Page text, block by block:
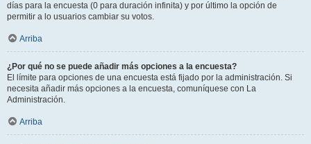
días para la encuesta (0 para duración infinita) y por último la opción de
permitir a lo usuarios cambiar su votos.
Arriba
¿Por qué no se puede añadir más opciones a la encuesta?
El límite para opciones de una encuesta está fijado por la administración. Si
necesita añadir más opciones a la encuesta, comuníquese con La
Administración.
Arriba